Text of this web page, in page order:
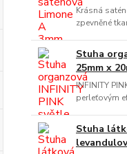
Krásná
zpevněné
Stuha
25mm x
INFINITY
perleťovým
Stuha